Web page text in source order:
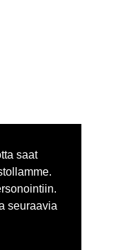
saat
seuraavia